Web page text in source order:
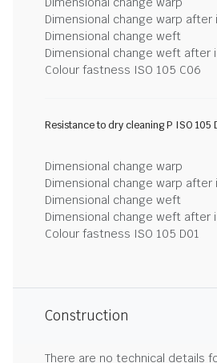
Dimensional change warp after
Dimensional change weft
Dimensional change weft after
Colour fastness ISO 105 C06
Resistance to dry cleaning P ISO 105
Dimensional change warp
Dimensional change warp after
Dimensional change weft
Dimensional change weft after
Colour fastness ISO 105 D01
Construction
There are no technical details